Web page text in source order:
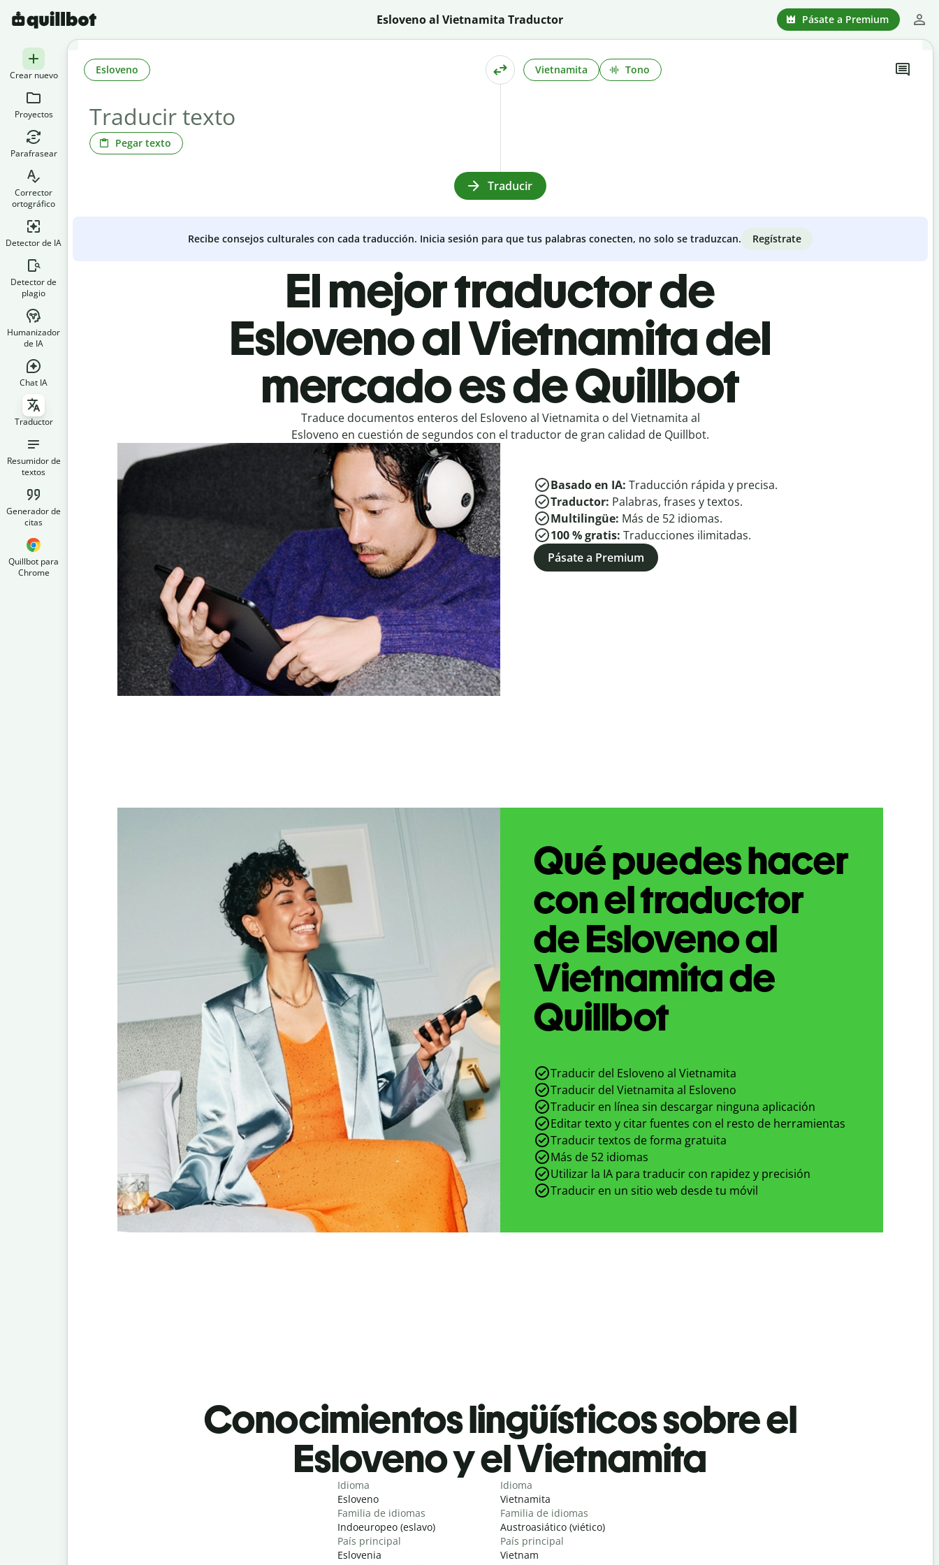
Esloveno al Vietnamita Traductor Pásate a Premium
Crear nuevo
Proyectos
Parafrasear
Corrector
ortográfico
Detector de IA
Detector de
plagio
Humanizador
de IA
Chat IA
Traductor
Resumidor de
textos
Generador de
citas
Quillbot para
Chrome
Pegar texto
Esloveno Vietnamita Tono
Traducir
Recibe consejos culturales con cada traducción. Inicia sesión para que tus palabras conecten, no solo se traduzcan. Regístrate
El mejor traductor de
Esloveno al Vietnamita del
mercado es de Quillbot
Traduce documentos enteros del Esloveno al Vietnamita o del Vietnamita al
Esloveno en cuestión de segundos con el traductor de gran calidad de Quillbot.
Basado en IA: Traducción rápida y precisa.
Traductor: Palabras, frases y textos.
Multilingüe: Más de 52 idiomas.
100 % gratis: Traducciones ilimitadas.
Pásate a Premium
Qué puedes hacer
con el traductor
de Esloveno al
Vietnamita de
Quillbot
Traducir del Esloveno al Vietnamita
Traducir del Vietnamita al Esloveno
Traducir en línea sin descargar ninguna aplicación
Editar texto y citar fuentes con el resto de herramientas
Traducir textos de forma gratuita
Más de 52 idiomas
Utilizar la IA para traducir con rapidez y precisión
Traducir en un sitio web desde tu móvil
Conocimientos lingüísticos sobre el
Esloveno y el Vietnamita
Idioma
Esloveno
Familia de idiomas
Indoeuropeo (eslavo)
País principal
Eslovenia
Idioma
Vietnamita
Familia de idiomas
Austroasiático (viético)
País principal
Vietnam